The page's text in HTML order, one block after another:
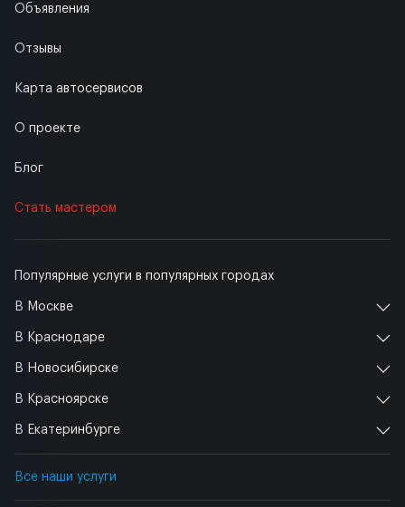
Популярные услуги в популярных городах
В Москве
В Краснодаре
В Новосибирске
В Красноярске
В Екатеринбурге
Все наши услуги
Объявления
Отзывы
Карта автосервисов
О проекте
Блог
Стать мастером